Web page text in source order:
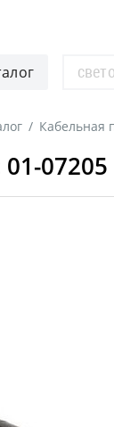
/ Кабельная
07205